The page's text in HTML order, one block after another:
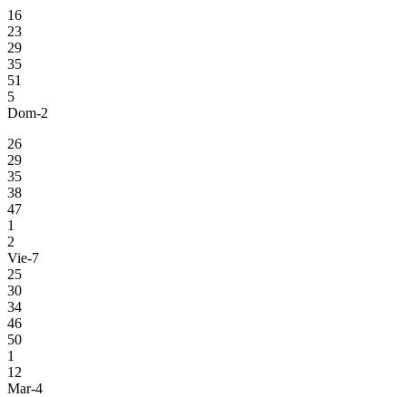
16
23
29
35
51
5
Dom-2
26
29
35
38
47
1
2
Vie-7
25
30
34
46
50
1
12
Mar-4